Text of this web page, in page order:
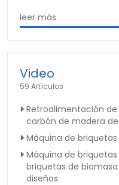
leer más
Video
59 Artículos
Retroalimentación
carbón de madera
Máquina de
Máquina de
briquetas de
diseños